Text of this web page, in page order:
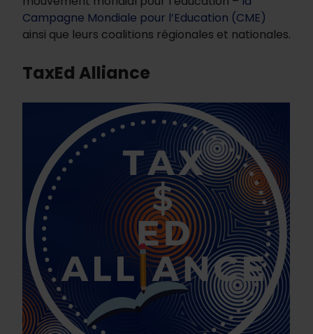
Campagne Mondiale pour l’Education (CME)
ainsi que leurs coalitions régionales et nationales.
TaxEd Alliance